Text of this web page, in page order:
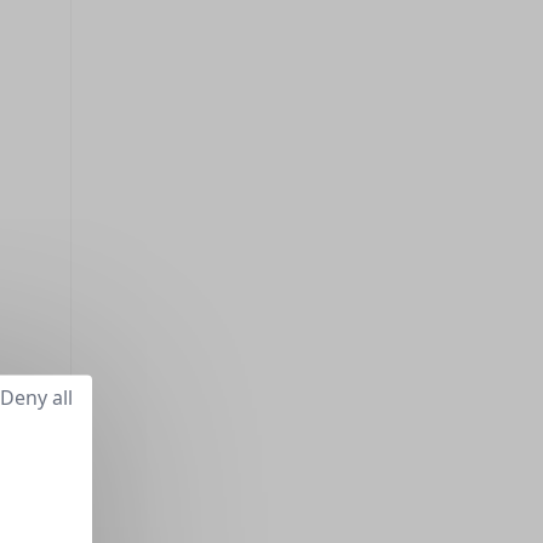
Deny all